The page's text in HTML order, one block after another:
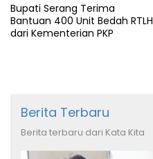
Bupati Serang Terima
Bantuan 400 Unit Bedah RTLH
dari Kementerian PKP
Berita Terbaru
Berita terbaru dari Kata Kita